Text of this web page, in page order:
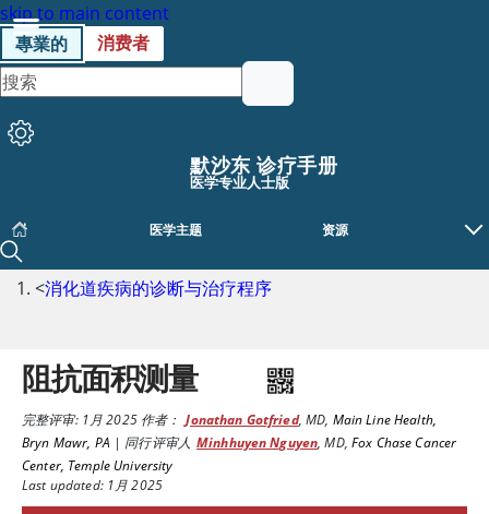
skip to main content
專業的
消费者
默沙东 诊疗手册
医学专业人士版
医学主题 资源
<消化道疾病的诊断与治疗程序
阻抗面积测量
完整评审:1月 2025作者： Jonathan Gotfried,MD, Main Line Health,
Bryn Mawr, PA | 同行评审人 Minhhuyen Nguyen,MD,Fox Chase Cancer
Center, Temple University
Last updated: 1月 2025